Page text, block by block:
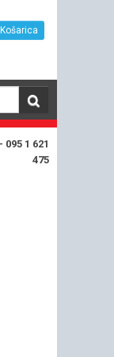
Košarica
1 621
475